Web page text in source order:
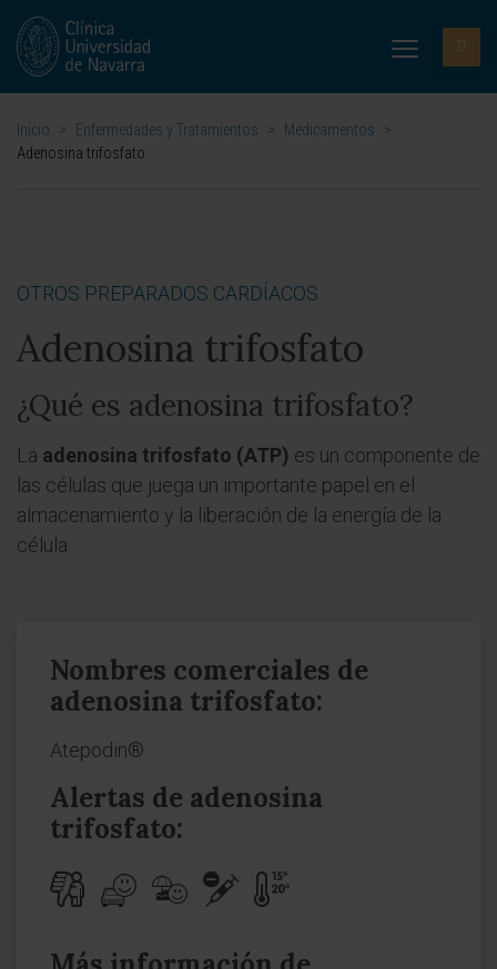
Inicio > Enfermedades y Tratamientos > Medicamentos
>
Adenosina trifosfato
OTROS PREPARADOS CARDÍACOS
Adenosina trifosfato
¿Qué es adenosina trifosfato?
La adenosina trifosfato (ATP) es un componente de
las células que juega un importante papel en el
almacenamiento y la liberación de la energía de la
célula.
Nombres comerciales de
adenosina trifosfato:
Atepodin®.
Alertas de adenosina
trifosfato: